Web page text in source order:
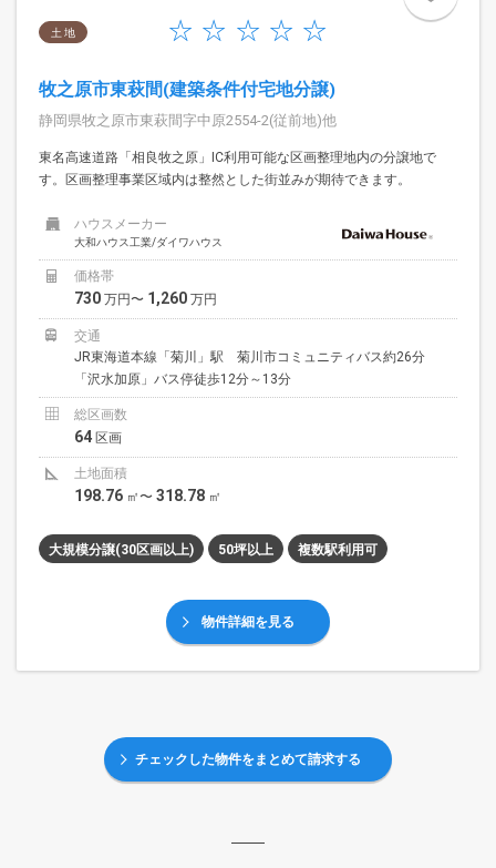
土 地
牧之原市東萩間(建築条件付宅地分譲)
静岡県牧之原市東萩間字中原2554-2(従前地)他
東名高速道路「相良牧之原」IC利用可能な区画整理地内の分譲地で
す。区画整理事業区域内は整然とした街並みが期待できます。
ハウスメーカー
大和ハウス工業/ダイワハウス
価格帯
730 万円〜 1,260 万円
交通
JR東海道本線「菊川」駅 菊川市コミュニティバス約26分
「沢水加原」バス停徒歩12分～13分
総区画数
64 区画
土地面積
198.76 ㎡〜 318.78 ㎡
大規模分譲(30区画以上) 50坪以上 複数駅利用可
物件詳細を見る
チェックした物件をまとめて請求する